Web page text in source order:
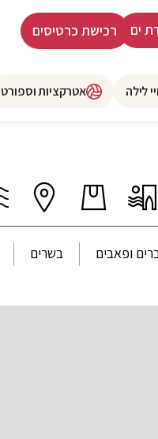
ים רכישת כרטיסים
לילה אטרקציות וספורט
ופאבים בשרים